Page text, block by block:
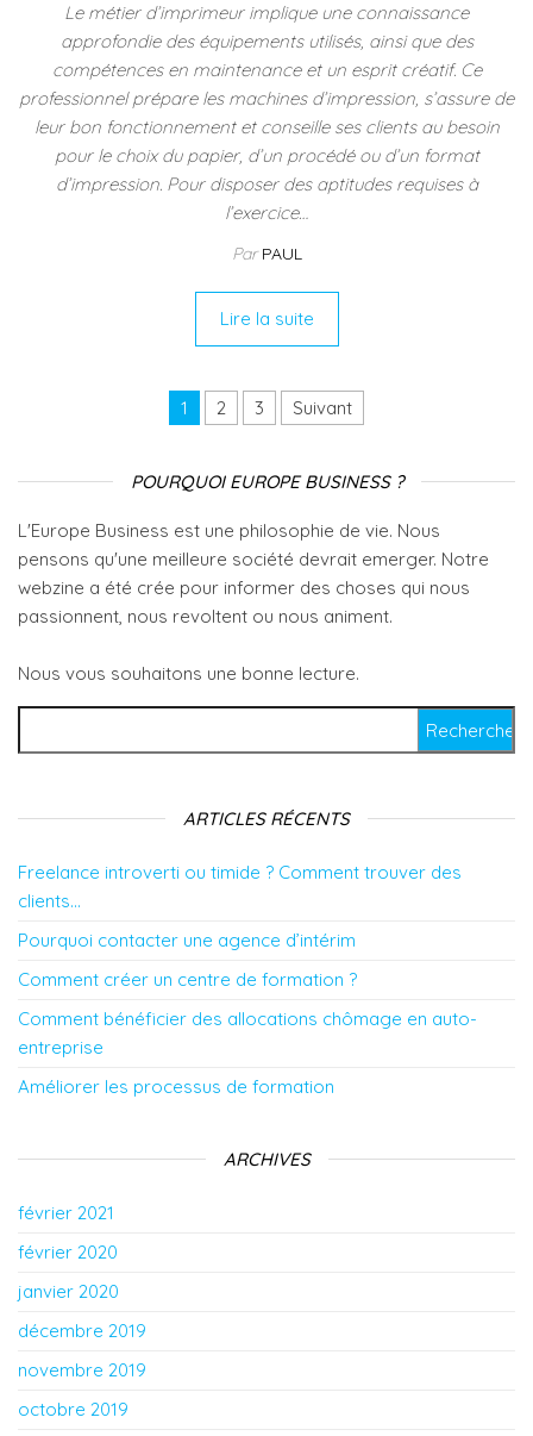
Le métier d’imprimeur implique une connaissance
approfondie des équipements utilisés, ainsi que des
compétences en maintenance et un esprit créatif. Ce
professionnel prépare les machines d’impression, s’assure de
leur bon fonctionnement et conseille ses clients au besoin
pour le choix du papier, d’un procédé ou d’un format
d’impression. Pour disposer des aptitudes requises à
l’exercice…
ParPAUL
Lire la suite
Navigation des articles
1 2 3 Suivant
POURQUOI EUROPE BUSINESS ?
L'Europe Business est une philosophie de vie. Nous
pensons qu'une meilleure société devrait emerger. Notre
webzine a été crée pour informer des choses qui nous
passionnent, nous revoltent ou nous animent.
Nous vous souhaitons une bonne lecture.
ARTICLES RÉCENTS
Freelance introverti ou timide ? Comment trouver des
clients…
Pourquoi contacter une agence d’intérim
Comment créer un centre de formation ?
Comment bénéficier des allocations chômage en auto-
entreprise
Améliorer les processus de formation
ARCHIVES
février 2021
février 2020
janvier 2020
décembre 2019
novembre 2019
octobre 2019